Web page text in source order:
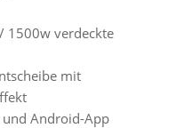
1500w verdeckte
mit
Android-App